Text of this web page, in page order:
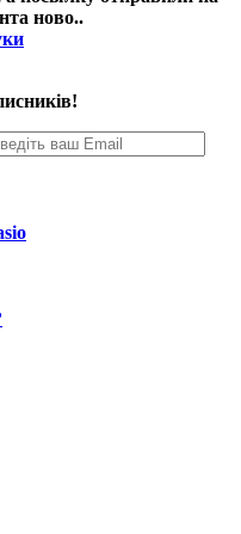
ново..